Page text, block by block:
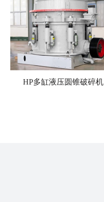
HP多缸液压圆锥破碎机